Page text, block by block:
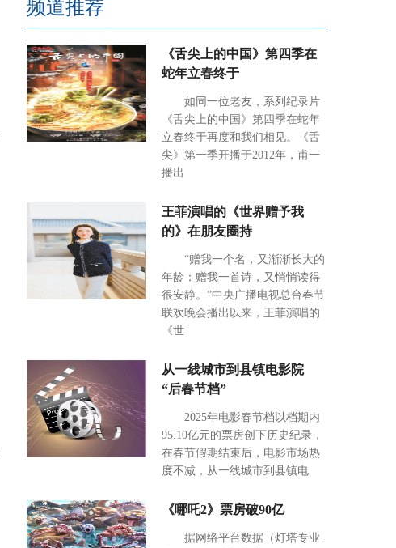
频道推荐
《舌尖上的中国》第四季在
蛇年立春终于
如同一位老友，系列纪录片
《舌尖上的中国》第四季在蛇年
立春终于再度和我们相见。《舌
尖》第一季开播于2012年，甫一
播出
王菲演唱的《世界赠予我
的》在朋友圈持
“赠我一个名，又渐渐长大的
年龄；赠我一首诗，又悄悄读得
很安静。”中央广播电视总台春节
联欢晚会播出以来，王菲演唱的
《世
从一线城市到县镇电影院
“后春节档”
2025年电影春节档以档期内
95.10亿元的票房创下历史纪录，
在春节假期结束后，电影市场热
度不减，从一线城市到县镇电
《哪吒2》票房破90亿
据网络平台数据（灯塔专业